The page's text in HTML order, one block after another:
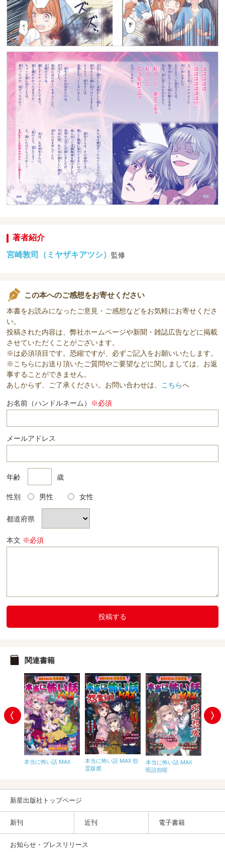
著者紹介
宮崎敦司（ミヤザキアツシ） 監修
この本へのご感想をお寄せください
本書をお読みになったご意見・ご感想などをお気軽にお寄せくださ
い。
投稿された内容は、弊社ホームページや新聞・雑誌広告などに掲載
させていただくことがございます。
※は必須項目です。恐縮ですが、必ずご記入をお願いいたします。
※こちらにお送り頂いたご質問やご要望などに関しましては、お返
事することができません。
あしからず、ご了承ください。お問い合わせは、 こちらへ
お名前（ハンドルネーム） ※必須
メールアドレス
年齢 歳
性別 男性 女性
都道府県
本文 ※必須
投稿する
関連書籍
本当に怖い話 MAX
本当に怖い話 MAX 怨
霊跋扈
本当に怖い話 MAX
呪詛怨嗟
新星出版社トップページ
新刊 近刊 電子書籍
お知らせ・プレスリリース